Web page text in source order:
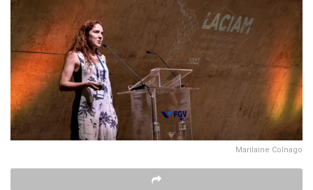
Marilaine Colnago